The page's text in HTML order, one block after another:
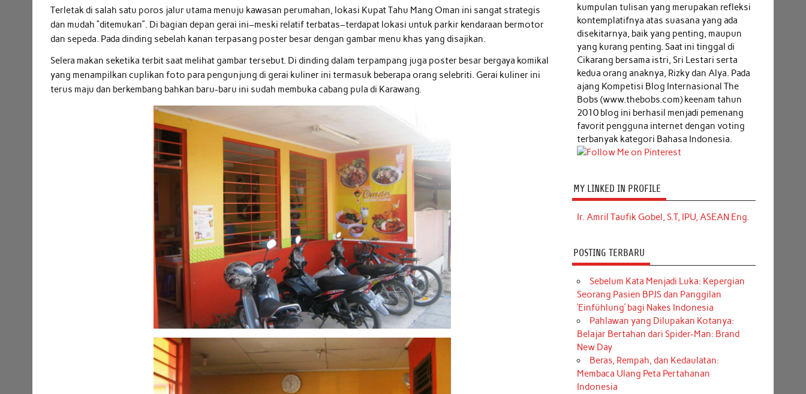
Terletak di salah satu poros jalur utama menuju kawasan perumahan, lokasi Kupat Tahu Mang Oman ini sangat strategis
dan mudah “ditemukan”. Di bagian depan gerai ini–meski relatif terbatas–terdapat lokasi untuk parkir kendaraan bermotor
dan sepeda. Pada dinding sebelah kanan terpasang poster besar dengan gambar menu khas yang disajikan.
Selera makan seketika terbit saat melihat gambar tersebut. Di dinding dalam terpampang juga poster besar bergaya komikal
yang menampilkan cuplikan foto para pengunjung di gerai kuliner ini termasuk beberapa orang selebriti. Gerai kuliner ini
terus maju dan berkembang bahkan baru-baru ini sudah membuka cabang pula di Karawang.
kumpulan tulisan yang merupakan refleksi
kontemplatifnya atas suasana yang ada
disekitarnya, baik yang penting, maupun
yang kurang penting. Saat ini tinggal di
Cikarang bersama istri, Sri Lestari serta
kedua orang anaknya, Rizky dan Alya. Pada
ajang Kompetisi Blog Internasional The
Bobs (www.thebobs.com) keenam tahun
2010 blog ini berhasil menjadi pemenang
favorit pengguna internet dengan voting
terbanyak kategori Bahasa Indonesia.
MY LINKED IN PROFILE
Ir. Amril Taufik Gobel, S.T, IPU, ASEAN Eng.
POSTING TERBARU
Sebelum Kata Menjadi Luka: Kepergian
Seorang Pasien BPJS dan Panggilan
‘Einfühlung’ bagi Nakes Indonesia
Pahlawan yang Dilupakan Kotanya:
Belajar Bertahan dari Spider-Man: Brand
New Day
Beras, Rempah, dan Kedaulatan:
Membaca Ulang Peta Pertahanan
Indonesia